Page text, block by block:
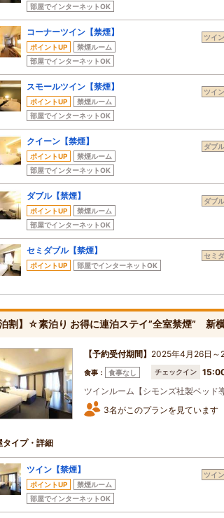
部屋でインターネットOK
コーナーツイン【禁煙】
ポイントUP
禁煙ルーム
部屋でインターネットOK
ツイン
スモールツイン【禁煙】
ポイントUP
禁煙ルーム
部屋でインターネットOK
ツイン
クイーン【禁煙】
ポイントUP
禁煙ルーム
部屋でインターネットOK
ダブル
ダブル【禁煙】
ポイントUP
禁煙ルーム
部屋でインターネットOK
ダブル
セミダブル【禁煙】
ポイントUP 部屋でインターネットOK
セミ
割】☆素泊り お得に連泊ステイ”全室禁煙” 新
【予約受付期間】 2025年4月26日～
食事： 食事なし チェックイン
ツインルーム【シモンズ社製ベッド
3名がこのプランを見ています
タイプ・詳細
ツイン【禁煙】
ポイントUP
禁煙ルーム
部屋でインターネットOK
ツイン